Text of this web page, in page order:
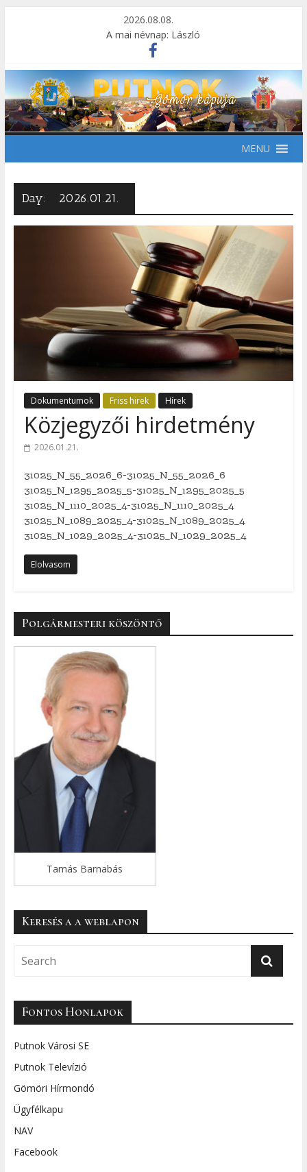
2026.08.08.
A mai névnap: László
MENU
Day: 2026.01.21.
Dokumentumok Friss hirek Hírek
Közjegyzői hirdetmény
2026.01.21.
31025_N_55_2026_6-31025_N_55_2026_6
31025_N_1295_2025_5-31025_N_1295_2025_5
31025_N_1110_2025_4-31025_N_1110_2025_4
31025_N_1089_2025_4-31025_N_1089_2025_4
31025_N_1029_2025_4-31025_N_1029_2025_4
Elolvasom
Polgármesteri köszöntő
Tamás Barnabás
Keresés a a weblapon
Fontos Honlapok
Putnok Városi SE
Putnok Televízió
Gömöri Hírmondó
Ügyfélkapu
NAV
Facebook